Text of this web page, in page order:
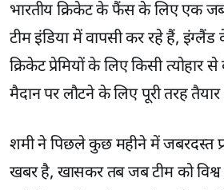
भारतीय क्रिकेट के फैंस के लिए एक
टीम इंडिया में वापसी कर रहे हैं,
क्रिकेट प्रेमियों के लिए किसी
मैदान पर लौटने के लिए पूरी तरह तैयार
शमी ने पिछले कुछ महीने में जबरदस्त
खबर है, खासकर तब जब टीम को विश्व